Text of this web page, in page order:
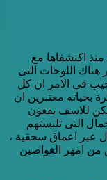
اكتشفاها مع
اللوحات التى
فى الامر ان كل
بحياته معتبرين ان
للاسف يقعون
التى تلبستهم
عبر اعماق سحقية ،
تلك البقعة يقدر ب 150 غواص من امهر الغواصين